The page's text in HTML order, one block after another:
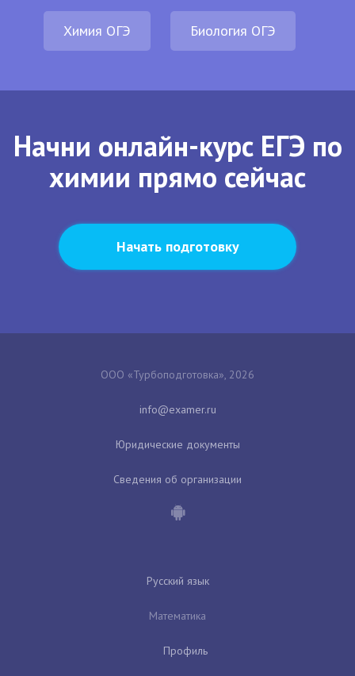
Химия ОГЭ Биология ОГЭ
Начни онлайн-курс ЕГЭ по
химии прямо сейчас
Начать подготовку
ООО «Турбоподготовка», 2026
Юридические документы
Сведения об организации
Русский язык
Математика
Профиль